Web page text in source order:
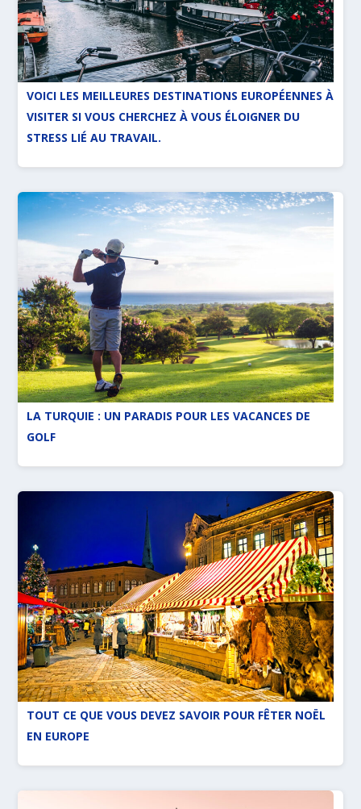
VOICI LES MEILLEURES DESTINATIONS EUROPÉENNES À
VISITER SI VOUS CHERCHEZ À VOUS ÉLOIGNER DU
STRESS LIÉ AU TRAVAIL.
LA TURQUIE : UN PARADIS POUR LES VACANCES DE
GOLF
TOUT CE QUE VOUS DEVEZ SAVOIR POUR FÊTER NOËL
EN EUROPE